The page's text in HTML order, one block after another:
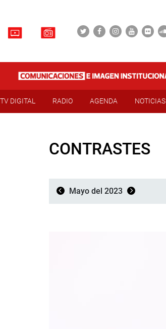
TV DIGITAL RADIO AGENDA NOTICIAS
CONTRASTES
Mayo del 2023